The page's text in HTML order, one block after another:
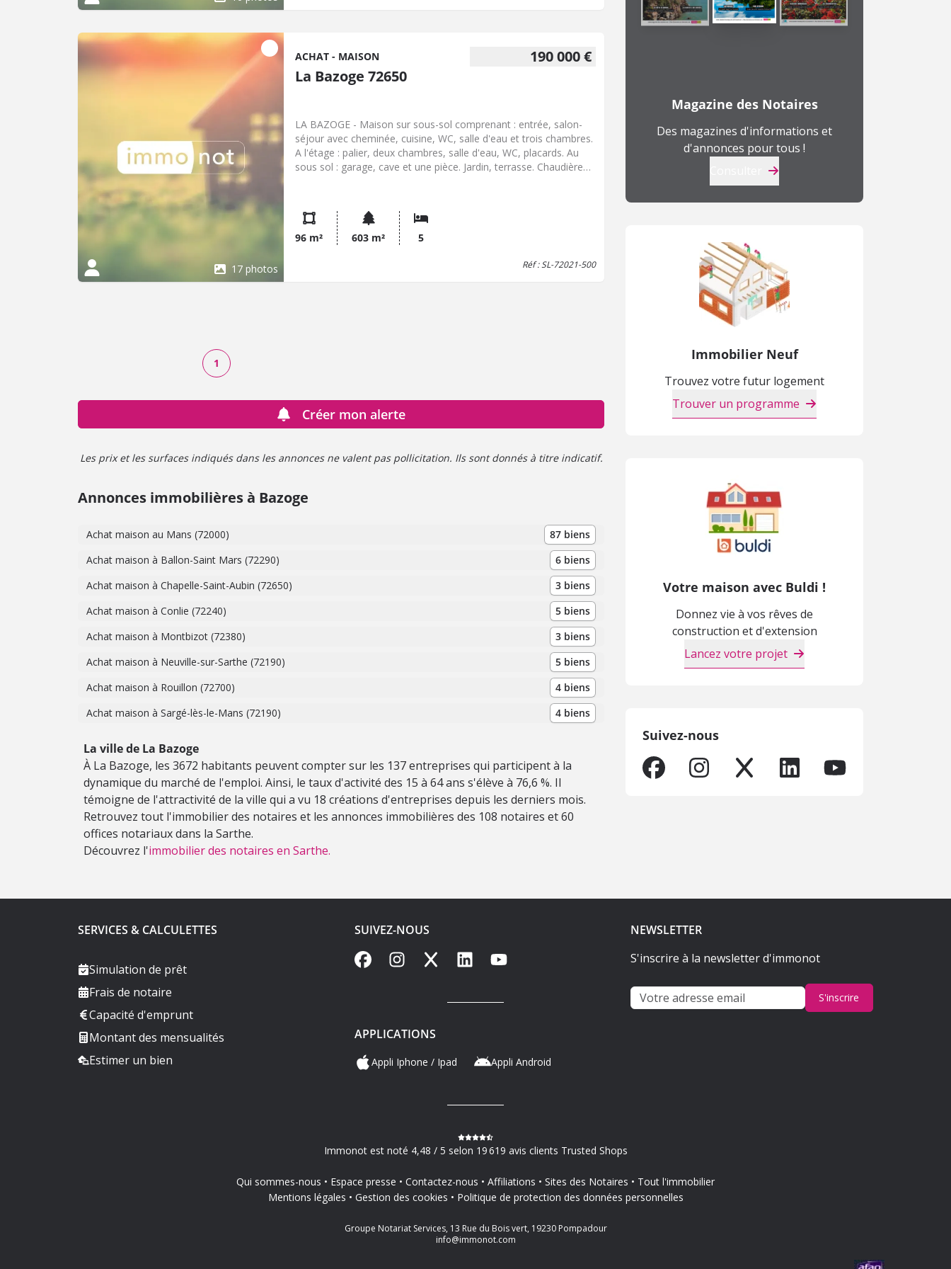
17 photos
190 000 €
ACHAT - MAISON
La Bazoge 72650
LA BAZOGE - Maison sur sous-sol comprenant : entrée, salon-
séjour avec cheminée, cuisine, WC, salle d'eau et trois chambres.
A l'étage : palier, deux chambres, salle d'eau, WC, placards. Au
sous sol : garage, cave et une pièce. Jardin, terrasse. Chaudière
96 m² 603 m² 5
Réf : SL-72021-500
1
Créer mon alerte
Les prix et les surfaces indiqués dans les annonces ne valent pas pollicitation. Ils sont donnés à titre indicatif.
Annonces immobilières à Bazoge
Achat maison au Mans (72000)
87 biens
Achat maison à Ballon-Saint Mars (72290)
6 biens
Achat maison à Chapelle-Saint-Aubin (72650)
3 biens
Achat maison à Conlie (72240)
5 biens
Achat maison à Montbizot (72380)
3 biens
Achat maison à Neuville-sur-Sarthe (72190)
5 biens
Achat maison à Rouillon (72700)
4 biens
Achat maison à Sargé-lès-le-Mans (72190)
4 biens
La ville de La Bazoge
À La Bazoge, les 3672 habitants peuvent compter sur les 137 entreprises qui participent à la
dynamique du marché de l'emploi. Ainsi, le taux d'activité des 15 à 64 ans s'élève à 76,6 %. Il
témoigne de l'attractivité de la ville qui a vu 18 créations d'entreprises depuis les derniers mois.
Retrouvez tout l'immobilier des notaires et les annonces immobilières des 108 notaires et 60
offices notariaux dans la Sarthe.
Découvrez l'immobilier des notaires en Sarthe.
Magazine des Notaires
Des magazines d'informations et
d'annonces pour tous !
Immobilier Neuf
Trouvez votre futur logement
Trouver un programme
Votre maison avec Buldi !
Donnez vie à vos rêves de
construction et d'extension
Lancez votre projet
Suivez-nous
SERVICES & CALCULETTES
Simulation de prêt
Frais de notaire
Capacité d'emprunt
Montant des mensualités
Estimer un bien
SUIVEZ-NOUS
FacebookInstagram
X LinkedInYouTube
APPLICATIONS
Appli Iphone / Ipad Appli Android
NEWSLETTER
S'inscrire à la newsletter d'immonot
S'inscrire
Immonot est noté 4,48 / 5 selon 19 619 avis clients Trusted Shops
Qui sommes-nous Espace presse Contactez-nous Affiliations Sites des Notaires
Tout l'immobilier
Mentions légales
Gestion des cookies Politique de protection des données personnelles
Groupe Notariat Services, 13 Rue du Bois vert, 19230 Pompadour
info@immonot.com